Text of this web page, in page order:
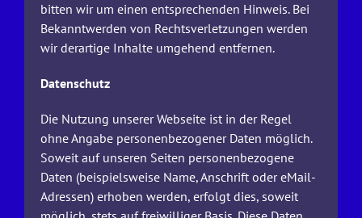
bitten wir um einen entsprechenden Hinweis. Bei
Bekanntwerden von Rechtsverletzungen werden
wir derartige Inhalte umgehend entfernen.
Datenschutz
Die Nutzung unserer Webseite ist in der Regel
ohne Angabe personenbezogener Daten möglich.
Soweit auf unseren Seiten personenbezogene
Daten (beispielsweise Name, Anschrift oder eMail-
Adressen) erhoben werden, erfolgt dies, soweit